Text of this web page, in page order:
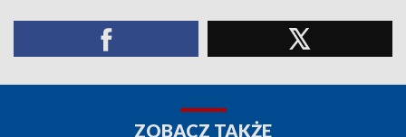
ZOBACZ TAKŻE